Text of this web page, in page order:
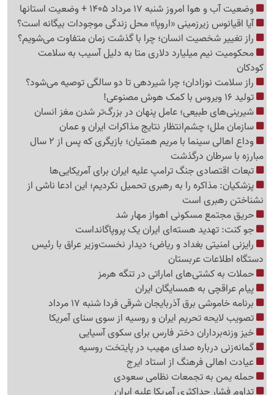
وضعیت آب و هوا امروز شنبه 17 مرداد 1405 + وضعیت استانها
آیا اقیانوس زیرزمینی «اروپا» محل زندگی موجودات بیگانه است؟
راز تغییر شخصیت انسان؛ چرا با گذشت زمان متفاوت می‌شویم؟
محکومیت نیم میلیارد دلاری متا به دلیل آسیب به سلامت
کودکان
راز سلامت نوزادان؛ چرا شیردهی تا دو سالگی توصیه می‌شود؟
تولید 16 ویروس با کمک هوش مصنوعی!
شیرینی‌های طبیعی؛ عامل پنهان در بزرگ‌تر شدن مغز انسان
سازمان ملل؛ چشم‌انتظار نتایج مذاکرات ایران و عمان
وداع اهالی سینما با مریم همتیان؛ بازیگری که پس از 2 سال
مبارزه با سرطان درگذشت
تبعات اقتصادی جنگ ترامپ علیه ایران برای آمریکایی‌ها
پزشکیان: مذاکره را به رهبری تحمیل نکردیم؛ این ادعا ناشی از
نشناختن رهبری است
حریق مجتمع مسکونی اهواز مهار شد
جو کنت: تهدید هسته‌ای ایران یک پروپاگانداست
رایزنی امنیتی بغداد و ریاض؛ دیدار نخست‌وزیر عراق با رئیس
دستگاه اطلاعات عربستان
حملات به کشتی‌های اماراتی در تنگه هرمز
پیام عراقچی به همسایگان ایران
برنامه خاموشی برق آذربایجان شرقی فردا شنبه 17 مرداد
تصویب لایحه تحریم ایران و روسیه از سوی سنای آمریکا
خیز وزنه‌برداران دختر فارس برای سکوی آسیایی
گمانه‌زنی درباره صدای مهیب در پایتخت روسیه
عیادت اهالی فرهنگ از استاد ایرج
حمله یمن به تجمعات نظامی سعودی
تداوم فشار حداکثری آمریکا علیه ایران